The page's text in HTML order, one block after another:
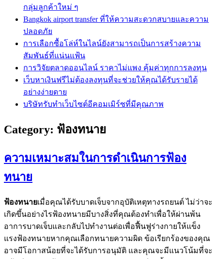
กลุ่มลูกค้าใหม่ ๆ
Bangkok airport transfer ที่ให้ความสะดวกสบายและความ
ปลอดภัย
การเลือกซื้อโล่ห์ในไลน์ยังสามารถเป็นการสร้างความ
สัมพันธ์ที่แน่นแฟ้น
การวิจัยตลาดออนไลน์ ราคาไม่แพง คุ้มค่าทุกการลงทุน
เว็บหาเงินฟรีไม่ต้องลงทุนที่จะช่วยให้คุณได้รับรายได้
อย่างง่ายดาย
บริษัทรับทำเว็บไซต์อีคอมเมิร์ซที่มีคุณภาพ
Category: ฟ้องทนาย
ความเหมาะสมในการดำเนินการฟ้อง
ทนาย
ฟ้องทนายเมื่อคุณได้รับบาดเจ็บจากอุบัติเหตุทางรถยนต์ ไม่ว่าจะ
เกิดขึ้นอย่างไรฟ้องทนายมีบางสิ่งที่คุณต้องทำเพื่อให้ผ่านพ้น
อาการบาดเจ็บและกลับไปทำงานต่อเพื่อฟื้นฟูร่างกายให้แข็ง
แรงฟ้องทนายหากคุณเลือกทนายความผิด ข้อเรียกร้องของคุณ
อาจมีโอกาสน้อยที่จะได้รับการอนุมัติ และคุณจะมีแนวโน้มที่จะ